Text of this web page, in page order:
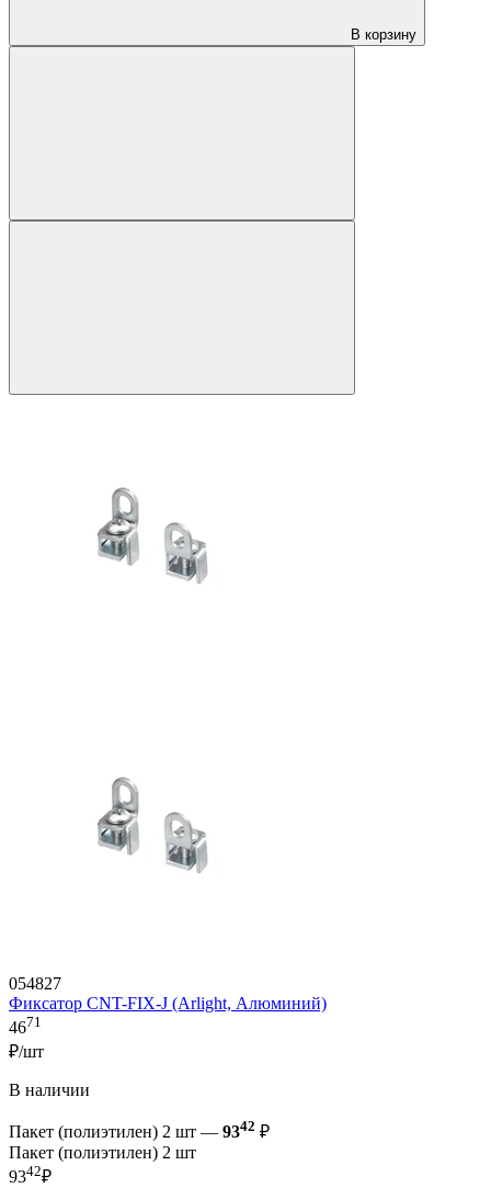
В корзину
054827
Фиксатор CNT-FIX-J (Arlight, Алюминий)
4671
₽/шт
В наличии
Пакет (полиэтилен) 2 шт — 9342 ₽
Пакет (полиэтилен) 2 шт
9342₽